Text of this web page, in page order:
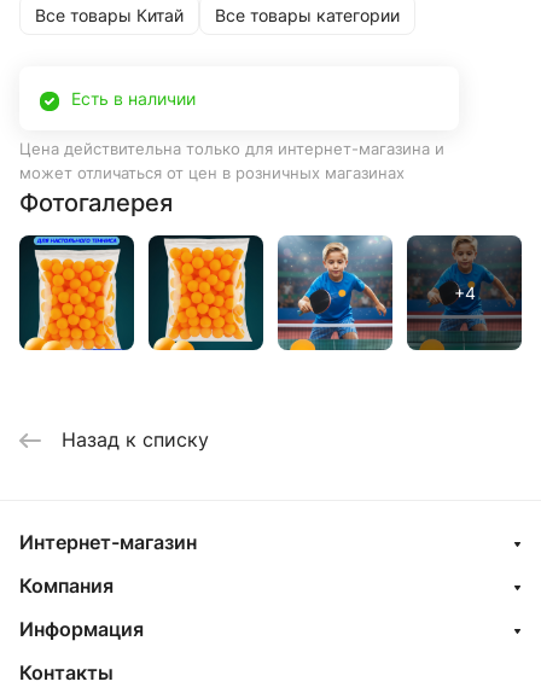
Все товары Китай Все товары категории
Есть в наличии
Цена действительна только для интернет-магазина и
может отличаться от цен в розничных магазинах
Фотогалерея
Назад к списку
Интернет-магазин
Компания
Информация
Контакты